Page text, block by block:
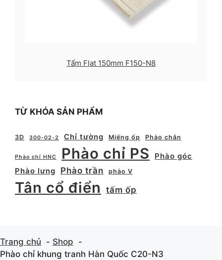
Tấm Flat 150mm F150-N8
TỪ KHÓA SẢN PHẨM
3D 300-02-2 Chỉ tường Miếng ốp Phào chân
Phào chỉ HNC Phào chỉ PS
Phào góc
Phào lưng
Phào trần phào V
Tân cổ điển tấm ốp
Trang chủ
Shop
Phào chỉ khung tranh Hàn Quốc C20-N3